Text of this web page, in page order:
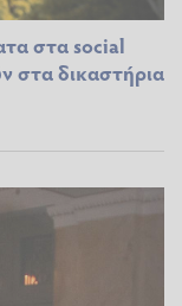
στα social
στα δικαστήρια